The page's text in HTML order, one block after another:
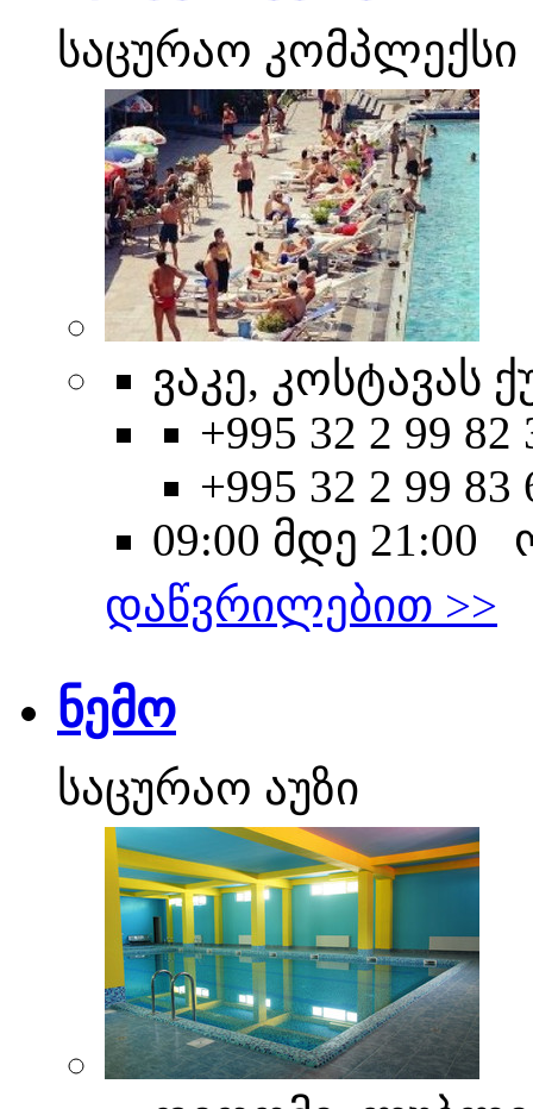
საცურაო კომპლექსი
ვაკე, კოსტავას
+995 32 2 99 82
+995 32 2 99 83
09:00 მდე 21:00
დაწვრილებით >>
ნემო
საცურაო აუზი